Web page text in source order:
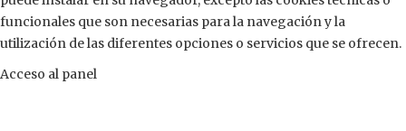
funcionales que son necesarias para la navegación y la
utilización de las diferentes opciones o servicios que se ofrecen.
Acceso al panel